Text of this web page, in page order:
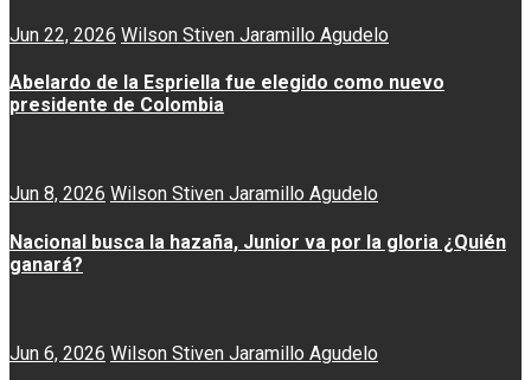
Jun 22, 2026 Wilson Stiven Jaramillo Agudelo
Abelardo de la Espriella fue elegido como nuevo
presidente de Colombia
Jun 8, 2026 Wilson Stiven Jaramillo Agudelo
Nacional busca la hazaña, Junior va por la gloria ¿Quién
ganará?
Jun 6, 2026 Wilson Stiven Jaramillo Agudelo